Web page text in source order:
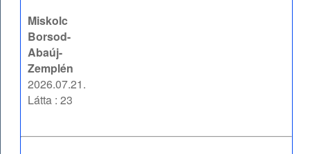
Miskolc
Borsod-
Abaúj-
Zemplén
2026.07.21.
Látta : 23